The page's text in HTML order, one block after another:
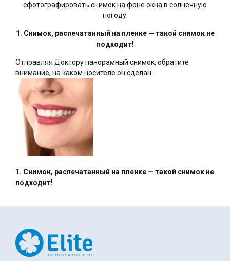
сфотографировать снимок на фоне окна в солнечную
погоду.
1. Снимок, распечатанный на пленке — такой снимок не
подходит!
Отправляя Доктору панорамный снимок, обратите
внимание, на каком носителе он сделан.
1. Снимок, распечатанный на пленке — такой снимок не
подходит!